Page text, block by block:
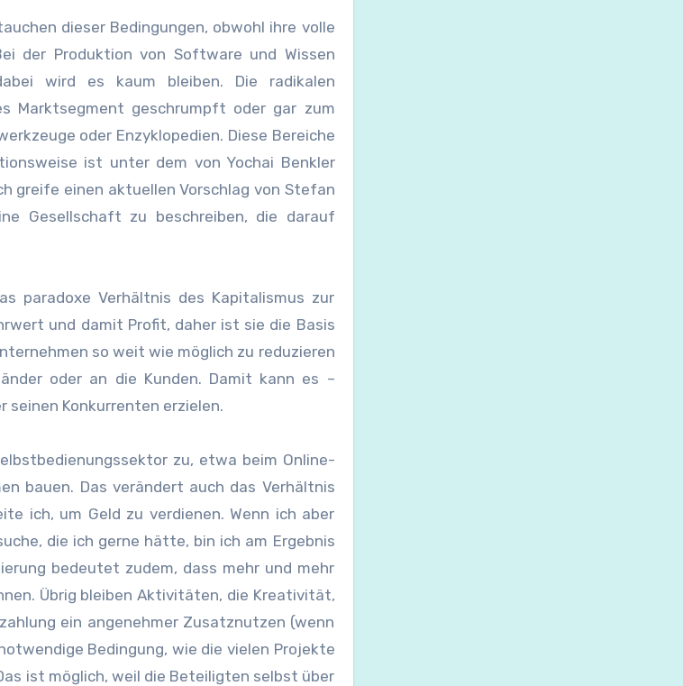
dieser Bedingungen, obwohl ihre volle
der Produktion von Software und Wissen
wird es kaum bleiben. Die radikalen
Marktsegment geschrumpft oder gar zum
oder Enzyklopedien. Diese Bereiche
ist unter dem von Yochai Benkler
greife einen aktuellen Vorschlag von Stefan
Gesellschaft zu beschreiben, die darauf
paradoxe Verhältnis des Kapitalismus zur
und damit Profit, daher ist sie die Basis
so weit wie möglich zu reduzieren
oder an die Kunden. Damit kann es –
Konkurrenten erzielen.
zu, etwa beim Online-
bauen. Das verändert auch das Verhältnis
ich, um Geld zu verdienen. Wenn ich aber
die ich gerne hätte, bin ich am Ergebnis
bedeutet zudem, dass mehr und mehr
Übrig bleiben Aktivitäten, die Kreativität,
ein angenehmer Zusatznutzen (wenn
Bedingung, wie die vielen Projekte
ist möglich, weil die Beteiligten selbst über